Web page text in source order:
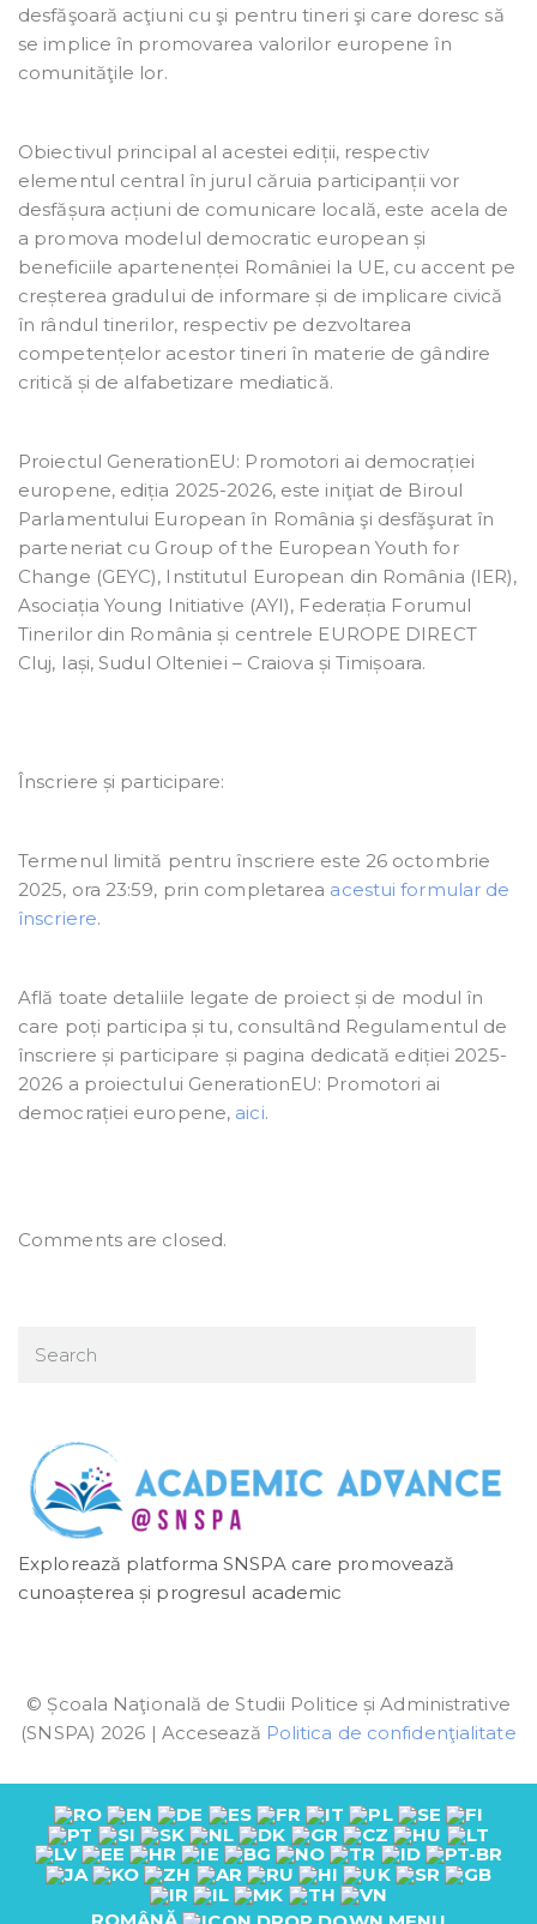
desfăşoară acţiuni cu şi pentru tineri şi care doresc să
se implice în promovarea valorilor europene în
comunităţile lor.
Obiectivul principal al acestei ediții, respectiv
elementul central în jurul căruia participanții vor
desfășura acțiuni de comunicare locală, este acela de
a promova modelul democratic european și
beneficiile apartenenței României la UE, cu accent pe
creșterea gradului de informare și de implicare civică
în rândul tinerilor, respectiv pe dezvoltarea
competențelor acestor tineri în materie de gândire
critică și de alfabetizare mediatică.
Proiectul GenerationEU: Promotori ai democrației
europene, ediția 2025-2026, este iniţiat de Biroul
Parlamentului European în România şi desfăşurat în
parteneriat cu Group of the European Youth for
Change (GEYC), Institutul European din România (IER),
Asociația Young Initiative (AYI), Federația Forumul
Tinerilor din România și centrele EUROPE DIRECT
Cluj, Iași, Sudul Olteniei – Craiova și Timișoara.
Înscriere și participare:
Termenul limită pentru înscriere este 26 octombrie
2025, ora 23:59, prin completarea acestui formular de
înscriere.
Află toate detaliile legate de proiect și de modul în
care poți participa și tu, consultând Regulamentul de
înscriere și participare și pagina dedicată ediției 2025-
2026 a proiectului GenerationEU: Promotori ai
democrației europene, aici.
Comments are closed.
Explorează platforma SNSPA care promovează
cunoașterea și progresul academic
© Școala Naţională de Studii Politice și Administrative
(SNSPA) 2026 | Accesează Politica de confidenţialitate